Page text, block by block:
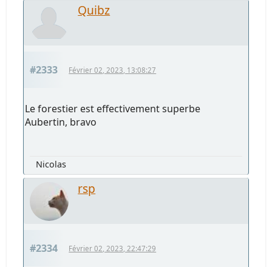
Quibz
#2333 Février 02, 2023, 13:08:27
Le forestier est effectivement superbe
Aubertin, bravo
Nicolas
rsp
#2334 Février 02, 2023, 22:47:29